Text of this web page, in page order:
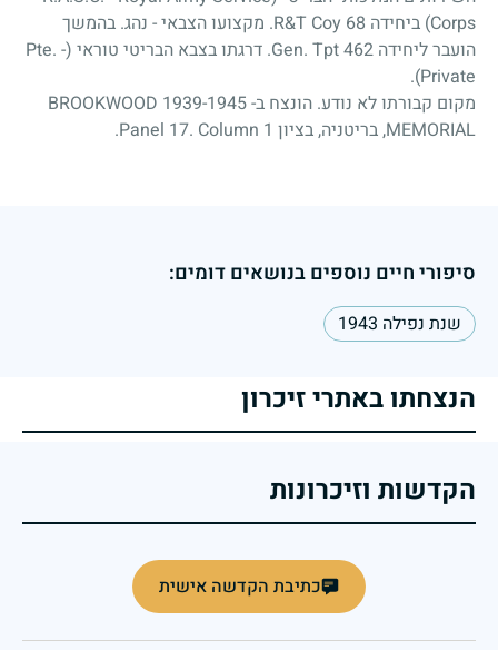
Corps) ביחידה 68 R&T Coy. מקצועו הצבאי - נהג. בהמשך
הועבר ליחידה 462 Gen. Tpt. דרגתו בצבא הבריטי טוראי (Pte. -
Private).
מקום קבורתו לא נודע. הונצח ב- BROOKWOOD 1939-1945
MEMORIAL, בריטניה, בציון Panel 17. Column 1.
סיפורי חיים נוספים בנושאים דומים:
שנת נפילה 1943
הנצחתו באתרי זיכרון
הקדשות וזיכרונות
כתיבת הקדשה אישית